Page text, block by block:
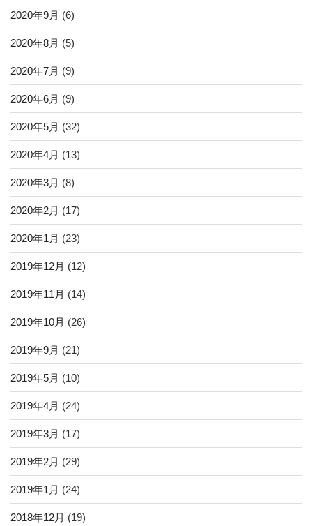
2020年9月 (6)
2020年8月 (5)
2020年7月 (9)
2020年6月 (9)
2020年5月 (32)
2020年4月 (13)
2020年3月 (8)
2020年2月 (17)
2020年1月 (23)
2019年12月 (12)
2019年11月 (14)
2019年10月 (26)
2019年9月 (21)
2019年5月 (10)
2019年4月 (24)
2019年3月 (17)
2019年2月 (29)
2019年1月 (24)
2018年12月 (19)